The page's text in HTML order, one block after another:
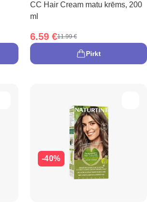
CC Hair Cream matu krēms, 200
ml
6.59 €11.99 €
Pirkt
-40%